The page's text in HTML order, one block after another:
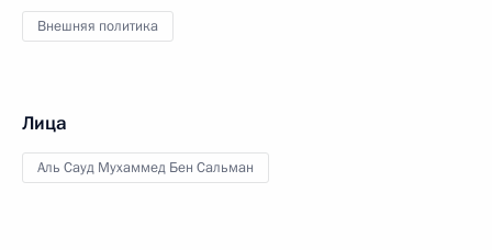
Внешняя политика
Лица
Аль Сауд Мухаммед Бен Сальман